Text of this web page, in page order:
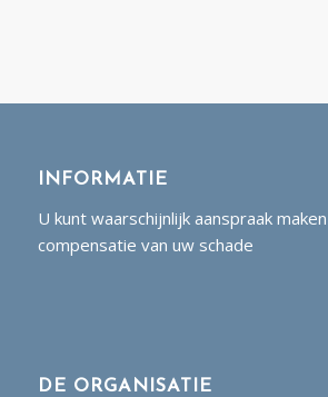
INFORMATIE
U kunt waarschijnlijk aanspraak
compensatie van uw schade
DE ORGANISATIE